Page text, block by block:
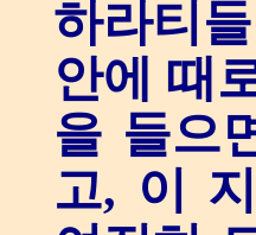
하라티
안에 때
을 들으
고, 이